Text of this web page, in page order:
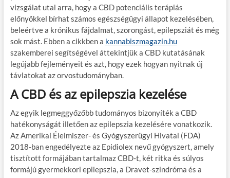
vizsgálat utal arra, hogy a CBD potenciális terápiás
előnyökkel bírhat számos egészségügyi állapot kezelésében,
beleértve a krónikus fájdalmat, szorongást, epilepsziát és még
sok mást. Ebben a cikkben a kannabiszmagazin.hu
szakemberei segítségével áttekintjük a CBD kutatásának
legújabb fejleményeit és azt, hogy ezek hogyan nyitnak új
távlatokat az orvostudományban.
A CBD és az epilepszia kezelése
Az egyik legmeggyőzőbb tudományos bizonyíték a CBD
hatékonyságát illetően az epilepszia kezelésére vonatkozik.
Az Amerikai Élelmiszer- és Gyógyszerügyi Hivatal (FDA)
2018-ban engedélyezte az Epidiolex nevű gyógyszert, amely
tisztított formájában tartalmaz CBD-t, két ritka és súlyos
formájú gyermekkori epilepszia, a Dravet-szindróma és a